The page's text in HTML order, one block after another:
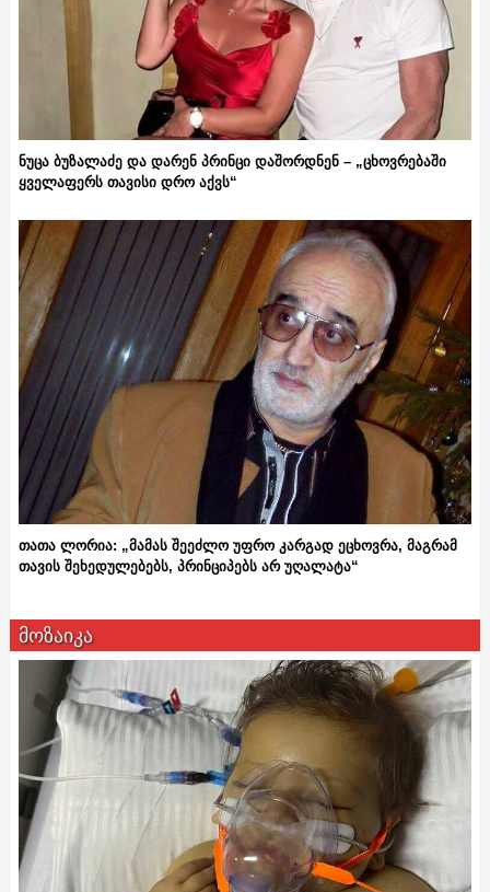
ნუცა ბუზალაძე და დარენ პრინცი დაშორდნენ – „ცხოვრებაში
ყველაფერს თავისი დრო აქვს“
თათა ლორია: „მამას შეეძლო უფრო კარგად ეცხოვრა, მაგრამ
თავის შეხედულებებს, პრინციპებს არ უღალატა“
მოზაიკა